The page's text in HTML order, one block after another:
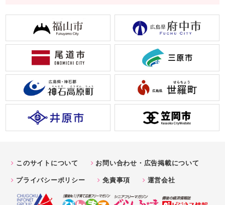
このサイトについて
お問い合わせ・広告掲載について
プライバシーポリシー
免責事項 運営会社